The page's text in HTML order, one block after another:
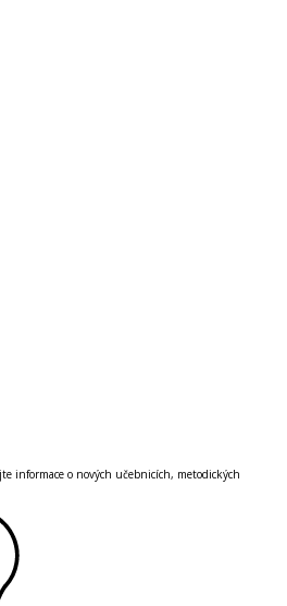
informace o nových učebnicích, metodických